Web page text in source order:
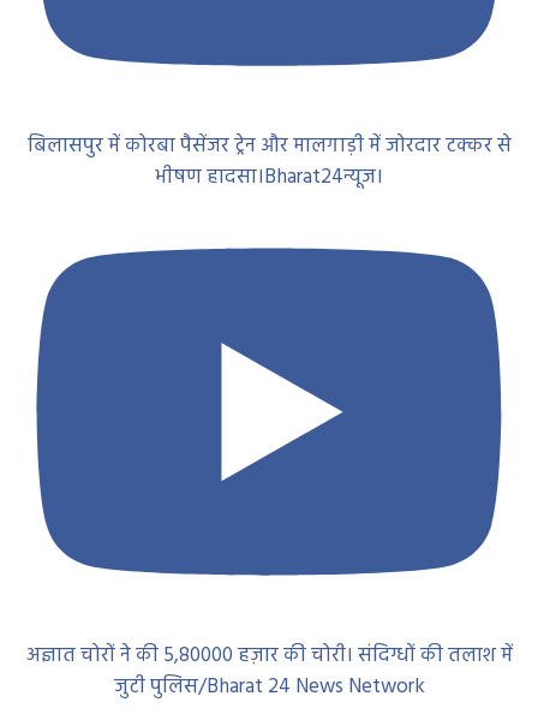
बिलासपुर में कोरबा पैसेंजर ट्रेन और मालगाड़ी में जोरदार टक्कर से
भीषण हादसा।Bharat24न्यूज।
अज्ञात चोरों ने की 5,80000 हज़ार की चोरी। संदिग्धों की तलाश में
जुटी पुलिस/Bharat 24 News Network